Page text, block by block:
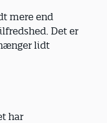
mere end
Det er
lidt
har